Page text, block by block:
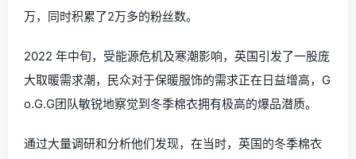
万，同时积累了2万多的粉丝数。
2022 年中旬，受能源危机及寒潮影响，英国引发了一股庞
大取暖需求潮，民众对于保暖服饰的需求正在日益增高，G
o.G.G团队敏锐地察觉到冬季棉衣拥有极高的爆品潜质。
通过大量调研和分析他们发现，在当时，英国的冬季棉衣